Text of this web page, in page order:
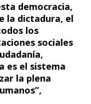
democracia,
la dictadura, el
los
sociales
es el sistema
la plena